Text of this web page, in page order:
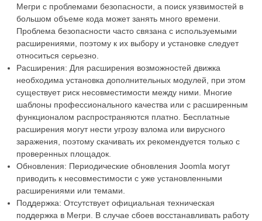
Мегри с проблемами безопасности, а поиск уязвимостей в
большом объеме кода может занять много времени.
Проблема безопасности часто связана с используемыми
расширениями, поэтому к их выбору и установке следует
относиться серьезно.
Расширения: Для расширения возможностей движка
необходима установка дополнительных модулей, при этом
существует риск несовместимости между ними. Многие
шаблоны профессионального качества или с расширенным
функционалом распространяются платно. Бесплатные
расширения могут нести угрозу взлома или вирусного
заражения, поэтому скачивать их рекомендуется только с
проверенных площадок.
Обновления: Периодические обновления Joomla могут
приводить к несовместимости с уже установленными
расширениями или темами.
Поддержка: Отсутствует официальная техническая
поддержка в Мегри. В случае сбоев восстанавливать работу